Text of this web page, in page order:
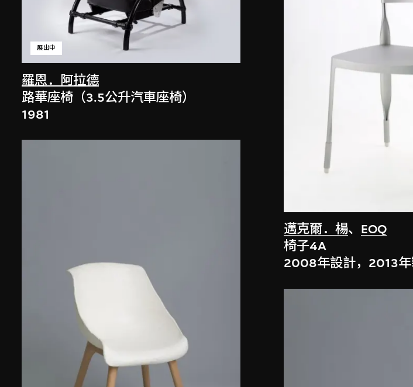
羅恩．阿拉德
展出中
路華座椅（3.5公升汽車座椅）
1981
邁克爾．楊、 EOQ
椅子4A
2008年設計，2013